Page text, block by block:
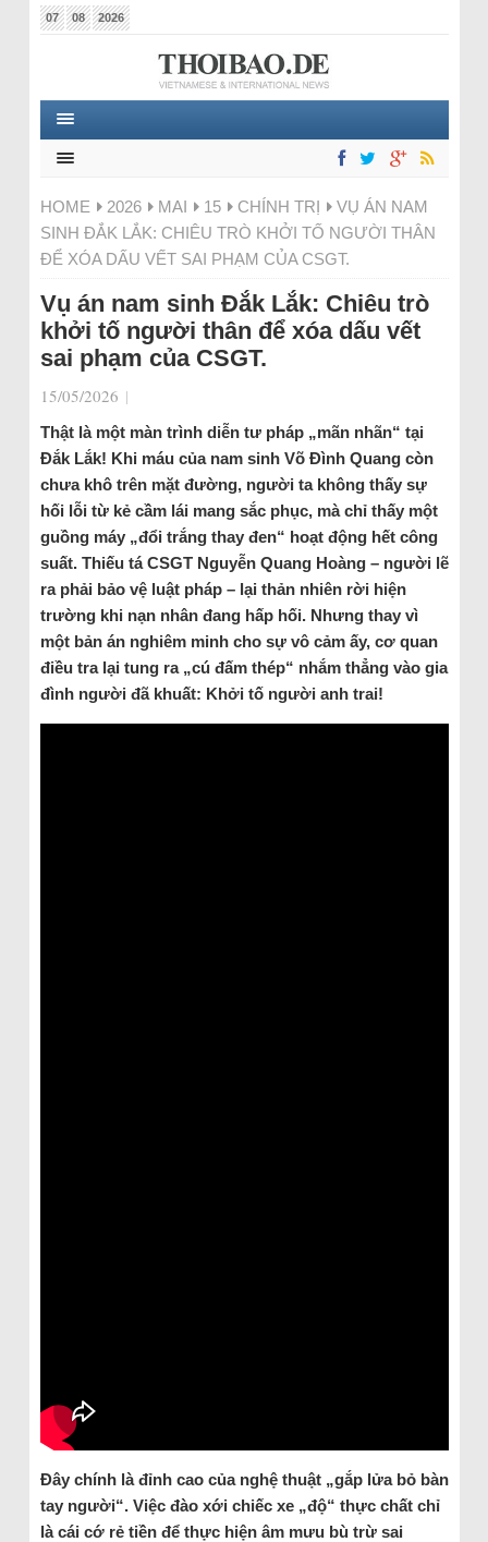
07 08 2026
HOME 2026 MAI 15 CHÍNH TRỊ
VỤ ÁN NAM
SINH ĐẮK LẮK: CHIÊU TRÒ KHỞI TỐ NGƯỜI THÂN
ĐỂ XÓA DẤU VẾT SAI PHẠM CỦA CSGT.
Vụ án nam sinh Đắk Lắk: Chiêu trò
khởi tố người thân để xóa dấu vết
sai phạm của CSGT.
15/05/2026 |
Thật là một màn trình diễn tư pháp „mãn nhãn“ tại
Đắk Lắk! Khi máu của nam sinh Võ Đình Quang còn
chưa khô trên mặt đường, người ta không thấy sự
hối lỗi từ kẻ cầm lái mang sắc phục, mà chỉ thấy một
guồng máy „đổi trắng thay đen“ hoạt động hết công
suất. Thiếu tá CSGT Nguyễn Quang Hoàng – người lẽ
ra phải bảo vệ luật pháp – lại thản nhiên rời hiện
trường khi nạn nhân đang hấp hối. Nhưng thay vì
một bản án nghiêm minh cho sự vô cảm ấy, cơ quan
điều tra lại tung ra „cú đấm thép“ nhắm thẳng vào gia
đình người đã khuất: Khởi tố người anh trai!
Đây chính là đỉnh cao của nghệ thuật „gắp lửa bỏ bàn
tay người“. Việc đào xới chiếc xe „độ“ thực chất chỉ
là cái cớ rẻ tiền để thực hiện âm mưu bù trừ sai